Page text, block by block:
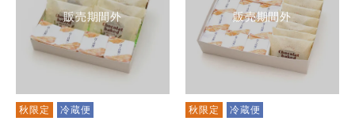
販売期間外
秋限定
冷蔵便
販売期間外
秋限定
冷蔵便